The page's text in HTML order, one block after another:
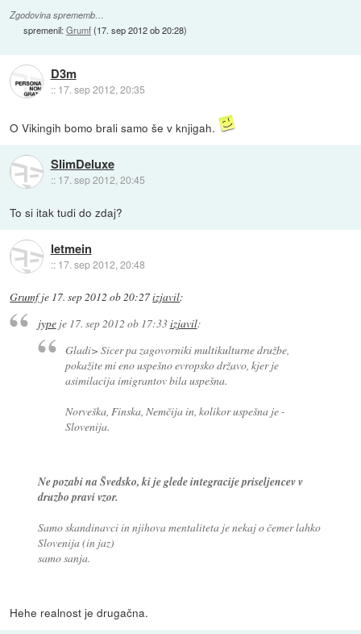
Zgodovina sprememb…
spremenil:Grumf(17. sep 2012 ob 20:28)
D3m
:: 17. sep 2012, 20:35
O Vikingih bomo brali samo še v knjigah.
SlimDeluxe
:: 17. sep 2012, 20:45
To si itak tudi do zdaj?
letmein
:: 17. sep 2012, 20:48
Grumfje 17. sep 2012 ob 20:27izjavil:
jypeje 17. sep 2012 ob 17:33izjavil:
Gladi> Sicer pa zagovorniki multikulturne družbe,
pokažite mi eno uspešno evropsko državo, kjer je
asimilacija imigrantov bila uspešna.
Norveška, Finska, Nemčija in, kolikor uspešna je -
Slovenija.
Ne pozabi na Švedsko, ki je glede integracije priseljencev v
druzbo pravi vzor.
Samo skandinavci in njihova mentaliteta je nekaj o čemer lahko
Slovenija (in jaz)
samo sanja.
Hehe realnost je drugačna.